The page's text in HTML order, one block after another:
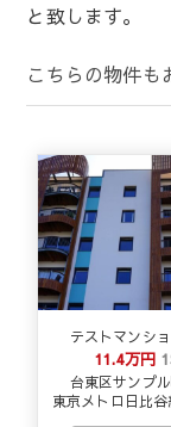
と致します。
こちらの物件も
テストマンシ
11.4万円
台東区サンプ
東京メトロ日比